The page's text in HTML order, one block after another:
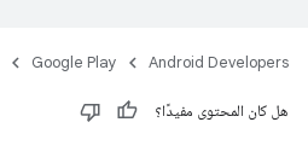
Android Developers
Google Play
هل كان المحتوى مفيدًا؟